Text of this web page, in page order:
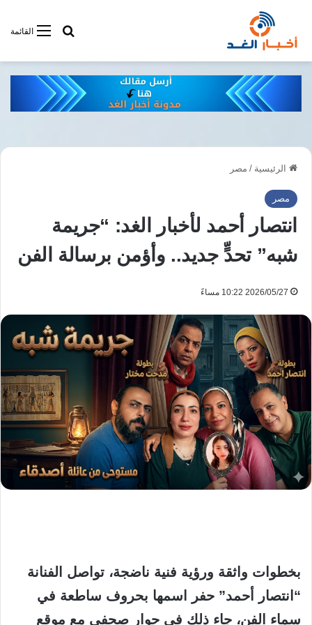
القائمةأبحت فى
الرئيسية / مصر
مصر
انتصار أحمد لأخبار الغد: “جريمة
شبه” تحدٍّ جديد.. وأؤمن برسالة الفن
2026/05/27 10:22 مساءً
بخطوات واثقة ورؤية فنية ناضجة، تواصل الفنانة
“انتصار أحمد” حفر اسمها بحروف ساطعة في
سماء الفن، جاء ذلك في حوار صحفي مع موقع